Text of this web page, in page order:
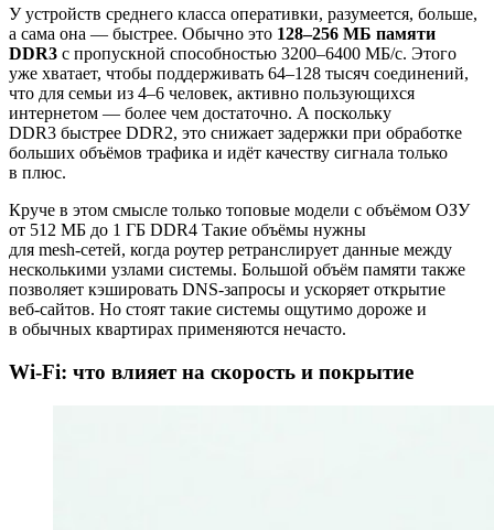
У устройств среднего класса оперативки, разумеется, больше,
а сама она — быстрее. Обычно это 128–256 МБ памяти
DDR3 с пропускной способностью 3200–6400 МБ/с. Этого
уже хватает, чтобы поддерживать 64–128 тысяч соединений,
что для семьи из 4–6 человек, активно пользующихся
интернетом — более чем достаточно. А поскольку
DDR3 быстрее DDR2, это снижает задержки при обработке
больших объёмов трафика и идёт качеству сигнала только
в плюс.
Круче в этом смысле только топовые модели с объёмом ОЗУ
от 512 МБ до 1 ГБ DDR4 Такие объёмы нужны
для mesh‑сетей, когда роутер ретранслирует данные между
несколькими узлами системы. Большой объём памяти также
позволяет кэшировать DNS‑запросы и ускоряет открытие
веб‑сайтов. Но стоят такие системы ощутимо дороже и
в обычных квартирах применяются нечасто.
Wi-Fi: что влияет на скорость и покрытие